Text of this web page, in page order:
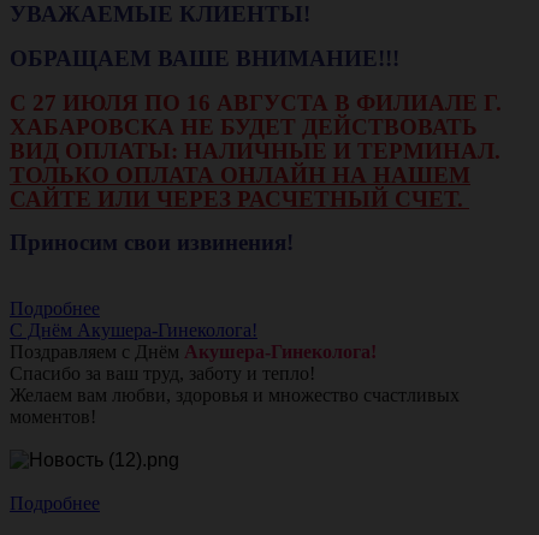
УВАЖАЕМЫЕ КЛИЕНТЫ!
ОБРАЩАЕМ ВАШЕ ВНИМАНИЕ!!!
С 27 ИЮЛЯ ПО 16 АВГУСТА В ФИЛИАЛЕ Г.
ХАБАРОВСКА НЕ БУДЕТ ДЕЙСТВОВАТЬ
ВИД ОПЛАТЫ: НАЛИЧНЫЕ И ТЕРМИНАЛ.
ТОЛЬКО ОПЛАТА ОНЛАЙН НА НАШЕМ
САЙТЕ ИЛИ ЧЕРЕЗ РАСЧЕТНЫЙ СЧЕТ.
Приносим свои извинения!
Подробнее
С Днём Акушера-Гинеколога!
Поздравляем с Днём Акушера-Гинеколога!
Спасибо за ваш труд, заботу и тепло!
Желаем вам любви, здоровья и множество счастливых
моментов!
Подробнее